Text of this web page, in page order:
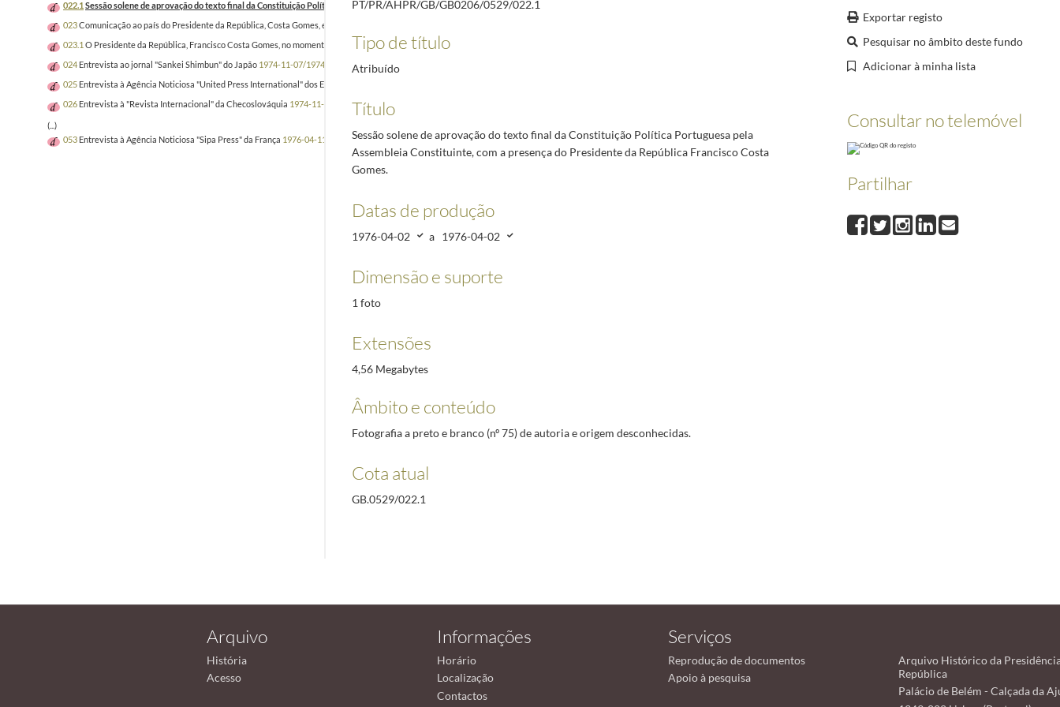
022.1 Sessão solene de aprovação do texto final da Constituição Política Portuguesa pela Assembleia Constituinte, com a presença do Presidente da República Francisco Costa Gomes.
023Comunicação ao país do Presidente da República, Costa Gomes, exortando os portugueses à participação nas eleições livres de 25 de abril de 1976
023.1 O Presidente da República, Francisco Costa Gomes, no momento em que exerce o seu direito de voto, nas eleições legislativas de 25 de abril de 1976.
024 Entrevista ao jornal "Sankei Shimbun" do Japão 1974-11-07/1974-11-07
025 Entrevista à Agência Noticiosa "United Press International" dos Estados Unidos da América
026 Entrevista à "Revista Internacional" da Checoslováquia 1974-11-13/1974-11-13
(...)
053 Entrevista à Agência Noticiosa "Sipa Press" da França 1976-04-11/1976-04-11
Exportar registo
Pesquisar no âmbito deste fundo
Adicionar à minha lista
Consultar no telemóvel
Partilhar
PT/PR/AHPR/GB/GB0206/0529/022.1
Tipo de título
Atribuído
Título
Sessão solene de aprovação do texto final da Constituição Política Portuguesa pela
Assembleia Constituinte, com a presença do Presidente da República Francisco Costa
Gomes.
Datas de produção
1976-04-02 a 1976-04-02
Dimensão e suporte
1 foto
Extensões
4,56 Megabytes
Âmbito e conteúdo
Fotografia a preto e branco (nº 75) de autoria e origem desconhecidas.
Cota atual
GB.0529/022.1
Arquivo
História
Acesso
Informações
Horário
Localização
Contactos
Serviços
Reprodução de documentos
Apoio à pesquisa
Arquivo Histórico da
República
Palácio de Belém - Calçada da